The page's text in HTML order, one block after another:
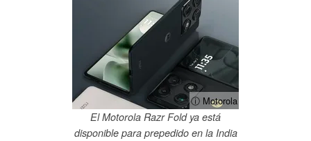
ⓘ Motorola
El Motorola Razr Fold ya está
disponible para prepedido en la India